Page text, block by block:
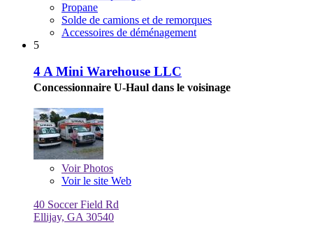
Propane
Solde de camions et de remorques
Accessoires de déménagement
5
4 A Mini Warehouse LLC
Concessionnaire U-Haul dans le voisinage
VoirPhotos
Voir le site Web
40 Soccer Field Rd
Ellijay, GA 30540